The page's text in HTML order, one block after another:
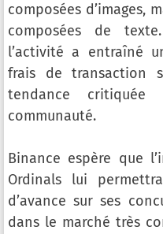
composées d’images,
composées de
l’activité a entraîné
frais de transaction
tendance
communauté.
Binance espère que
Ordinals lui
d’avance sur ses
dans le marché très